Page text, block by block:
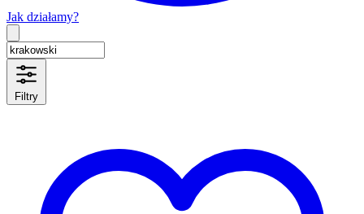
Jak działamy?
Filtry